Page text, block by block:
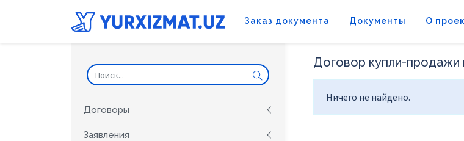
Заказ документа Документы О
Договоры
Заявления
Договор купли-
Ничего не найдено.